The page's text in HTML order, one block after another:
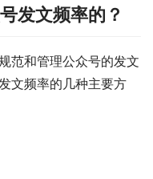
发文频率的？
范和管理公众号的发文
文频率的几种主要方